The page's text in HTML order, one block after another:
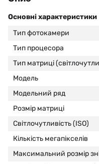
Основні характеристики
Тип фотокамери
Тип процесора
Тип матриці
Модель
Модельний ряд
Розмір матриці
Світлочутливість (ISO)
Кількість мегапікселів
Максимальний розмір